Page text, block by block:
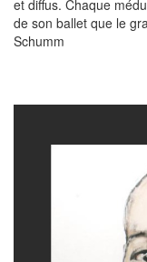
et diffus. Chaque
de son ballet que le
Schumm